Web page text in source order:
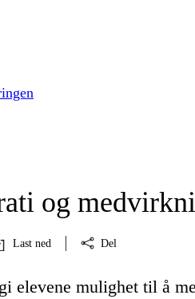
og
Last ned Del
elevene mulighet til å